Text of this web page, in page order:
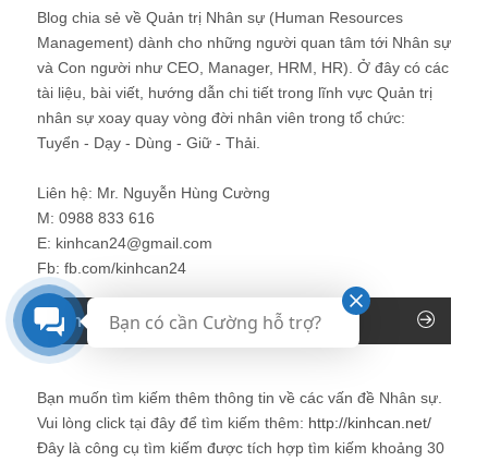
Blog chia sẻ về Quản trị Nhân sự (Human Resources
Management) dành cho những người quan tâm tới Nhân sự
và Con người như CEO, Manager, HRM, HR). Ở đây có các
tài liệu, bài viết, hướng dẫn chi tiết trong lĩnh vực Quản trị
nhân sự xoay quay vòng đời nhân viên trong tổ chức:
Tuyển - Dạy - Dùng - Giữ - Thải.
Liên hệ: Mr. Nguyễn Hùng Cường
M: 0988 833 616
E: kinhcan24@gmail.com
Fb: fb.com/kinhcan24
Tìm kiếm trên Blog Nhân sự
Bạn muốn tìm kiếm thêm thông tin về các vấn đề Nhân sự
Vui lòng click tại đây để tìm kiếm thêm: http://kinhcan.net/
Đây là công cụ tìm kiếm được tích hợp tìm kiếm khoảng 30
Bạn có cần Cường hỗ trợ?